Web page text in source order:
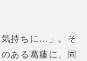
気持ちに…」。そ
ある葛藤に、同